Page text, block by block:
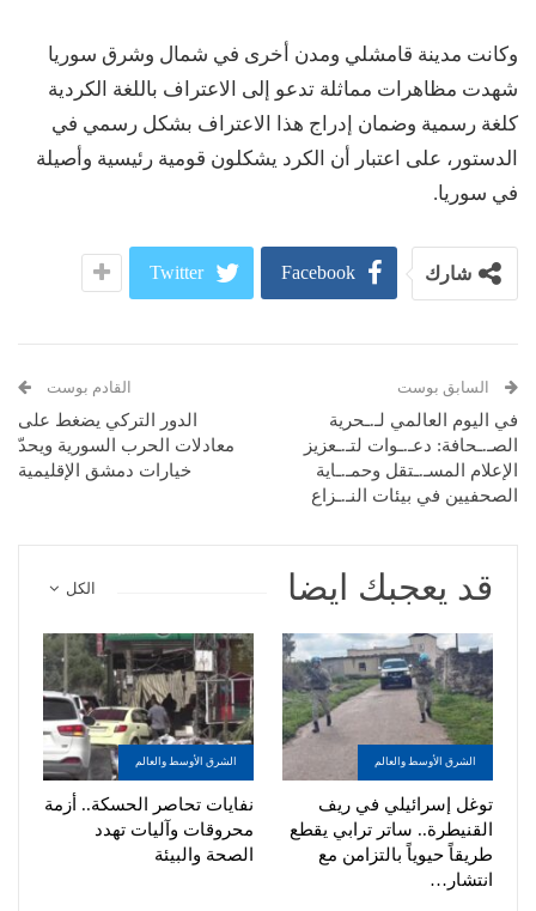
وكانت مدينة قامشلي ومدن أخرى في شمال وشرق سوريا
شهدت مظاهرات مماثلة تدعو إلى الاعتراف باللغة الكردية
كلغة رسمية وضمان إدراج هذا الاعتراف بشكل رسمي في
الدستور، على اعتبار أن الكرد يشكلون قومية رئيسية وأصيلة
في سوريا.
شارك Facebook
Twitter
السابق بوست
في اليوم العالمي لـ.ـحرية
الصـ.ـحافة: دعـ.ـوات لتـ.ـعزيز
الإعلام المسـ.ـتقل وحمـ.ـاية
الصحفيين في بيئات النـ.ـزاع
القادم بوست
الدور التركي يضغط على
معادلات الحرب السورية ويحدّ
خيارات دمشق الإقليمية
الكل قد يعجبك ايضا
الشرق الأوسط والعالم
توغل إسرائيلي في ريف
القنيطرة.. ساتر ترابي يقطع
طريقاً حيوياً بالتزامن مع
انتشار…
الشرق الأوسط والعالم
نفايات تحاصر الحسكة.. أزمة
محروقات وآليات تهدد
الصحة والبيئة